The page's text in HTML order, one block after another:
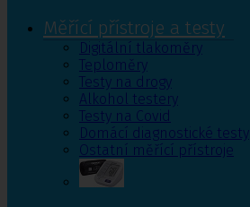
Měřící přístroje a testy
Digitální tlakoměry
Teploměry
Testy na drogy
Alkohol testery
Testy na Covid
Domácí diagnostické testy
Ostatní měřící přístroje